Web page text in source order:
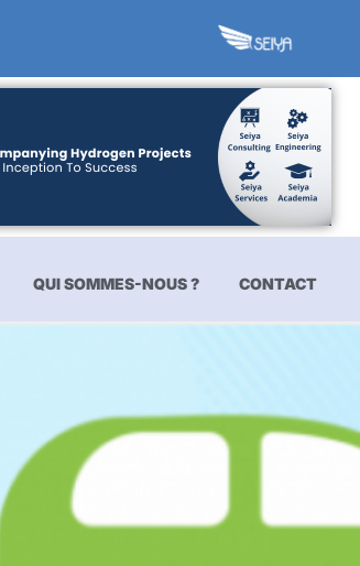
QUI SOMMES-NOUS ? CONTACT